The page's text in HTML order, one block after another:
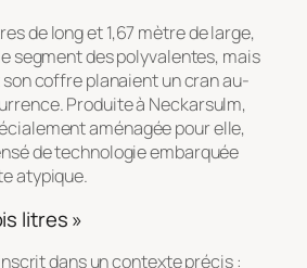
de long et 1,67 mètre de large,
segment des polyvalentes, mais
coffre planaient un cran au-
Produite à Neckarsulm,
aménagée pour elle,
de technologie embarquée
atypique.
litres »
dans un contexte précis :